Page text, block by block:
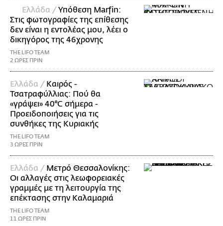
Ελλάδα /Υπόθεση Marfin:
Στις φωτογραφίες της επίθεσης
δεν είναι η εντολέας μου, λέει ο
δικηγόρος της 46χρονης
THE LIFO TEAM
2 ΩΡΕΣ ΠΡΙΝ
Ελλάδα / Καιρός -
Τσατραφύλλιας: Πού θα
«γράψει» 40°C σήμερα -
Προειδοποιήσεις για τις
συνθήκες της Κυριακής
THE LIFO TEAM
3 ΩΡΕΣ ΠΡΙΝ
Ελλάδα / Μετρό Θεσσαλονίκης:
Οι αλλαγές στις λεωφορειακές
γραμμές με τη λειτουργία της
επέκτασης στην Καλαμαριά
THE LIFO TEAM
11 ΩΡΕΣ ΠΡΙΝ